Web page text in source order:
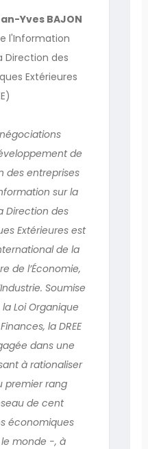
Yves BAJON
l'Information
Direction des
Extérieures
de
des entreprises
sur la
Direction des
Extérieures est
de la
de l’Économie,
Soumise
Loi Organique
la DREE
dans une
à rationaliser
premier rang
de cent
économiques
monde -, à